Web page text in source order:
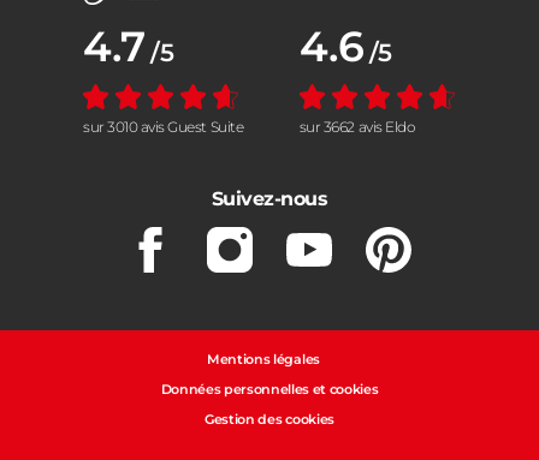
Note moyenne :
4.7 /5
sur 3010 avis Guest Suite
Note moyenne :
4.6 /5
sur 3662 avis Eldo
Suivez-nous
FacebookInstagramYoutubePinterest
Mentions légales
Données personnelles et cookies
Gestion des cookies